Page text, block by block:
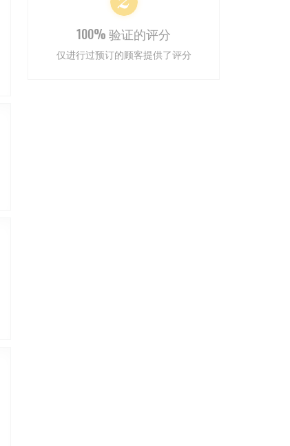
100% 验证的评分
仅进行过预订的顾客提供了评分